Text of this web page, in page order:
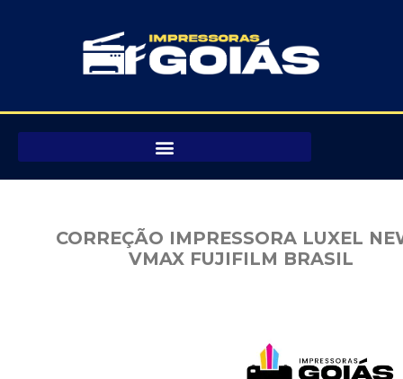
conteúdo
CORREÇÃO IMPRESSORA LUXEL
VMAX FUJIFILM BRASIL